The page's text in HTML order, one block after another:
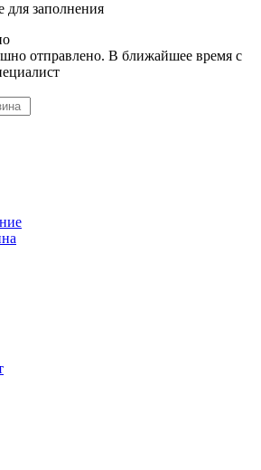
для заполнения
отправлено. В ближайшее время с